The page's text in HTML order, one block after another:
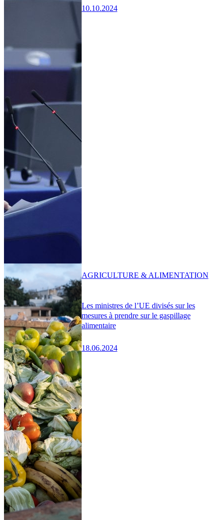
10.10.2024
Les ministres de l’UE divisés sur les
mesures à prendre sur le gaspillage
alimentaire
18.06.2024
AGRICULTURE & ALIMENTATION